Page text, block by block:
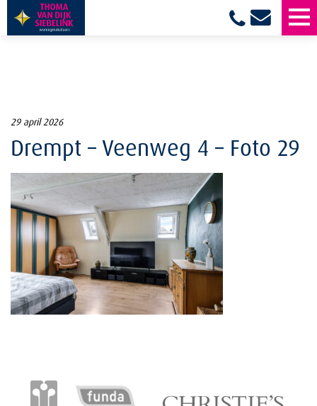
29 april 2026
Drempt – Veenweg 4 – Foto 29